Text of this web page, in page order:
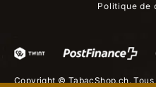
Politique de
Copyright ©TabacShop.ch.